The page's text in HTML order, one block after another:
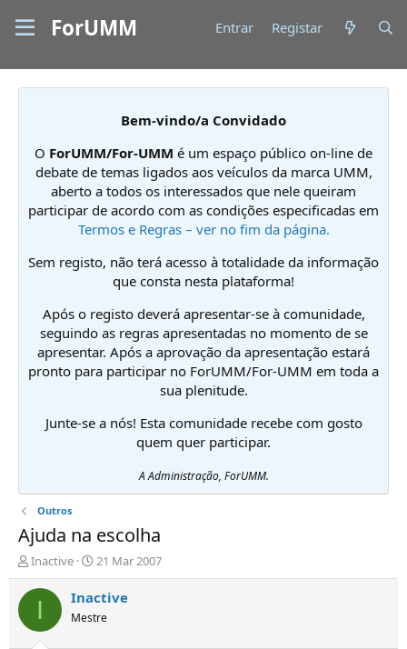
ForUMM Entrar Registar
Bem-vindo/a Convidado
O ForUMM/For-UMM é um espaço público on-line de
debate de temas ligados aos veículos da marca UMM,
aberto a todos os interessados que nele queiram
participar de acordo com as condições especificadas em
Termos e Regras – ver no fim da página.
Sem registo, não terá acesso à totalidade da informação
que consta nesta plataforma!
Após o registo deverá apresentar-se à comunidade,
seguindo as regras apresentadas no momento de se
apresentar. Após a aprovação da apresentação estará
pronto para participar no ForUMM/For-UMM em toda a
sua plenitude.
Junte-se a nós! Esta comunidade recebe com gosto
quem quer participar.
A Administração, ForUMM.
Outros
Ajuda na escolha
I
n
i
i
Inactive
D
a
t
d
21 Mar 2007
I Inactive
Mestre